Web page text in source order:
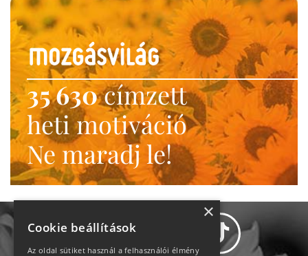
35 630címzett
heti motiváció
Ne maradj le!
×
Cookie beállítások
Az oldal sütiket használ a felhasználói élmény